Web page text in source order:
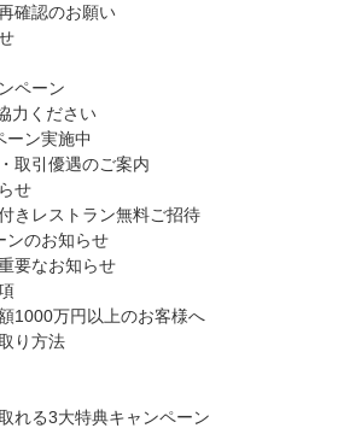
確認のお願い
ペーン
力ください
ーン実施中
取引優遇のご案内
せ
きレストラン無料ご招待
ンのお知らせ
要なお知らせ
1000万円以上のお客様へ
り方法
れる3大特典キャンペーン